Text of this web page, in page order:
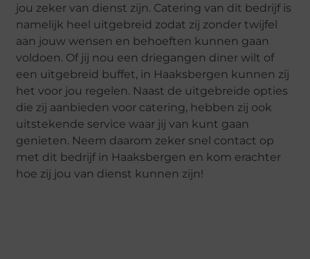
jou zeker van dienst zijn. Catering van dit bedrijf is
namelijk heel uitgebreid zodat zij zonder twijfel
aan jouw wensen en behoeften kunnen gaan
voldoen. Of jij nou een driegangen diner wilt of
een uitgebreid buffet, in Haaksbergen kunnen zij
het voor jou regelen. Naast de uitgebreide opties
die zij aanbieden voor catering, hebben zij ook
uitstekende service waar jij van kunt gaan
genieten. Neem daarom zeker snel contact op
met dit bedrijf in Haaksbergen en kom erachter
hoe zij jou van dienst kunnen zijn!